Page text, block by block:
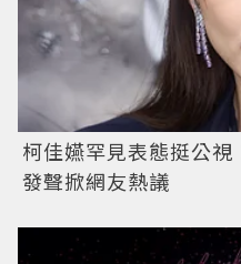
柯佳嬿罕見表態挺公
發聲掀網友熱議